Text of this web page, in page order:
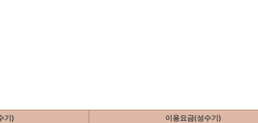
기)
이용요금(성수기)